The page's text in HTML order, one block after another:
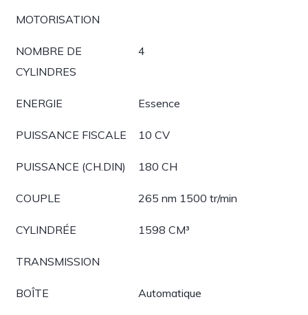
MOTORISATION
NOMBRE DE
CYLINDRES
4
ENERGIE Essence
PUISSANCE FISCALE 10 CV
PUISSANCE (CH.DIN) 180 CH
COUPLE 265 nm 1500 tr/min
CYLINDRÉE 1598 CM³
TRANSMISSION
BOÎTE Automatique